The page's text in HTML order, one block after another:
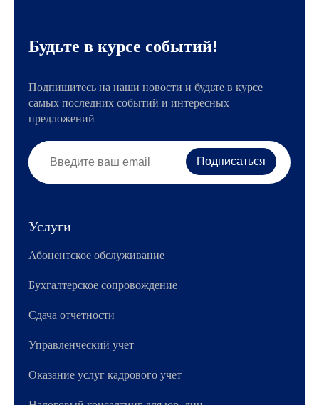
Будьте в курсе событий!
Подпишитесь на наши новости и будьте в курсе
самых последних событий и интересных
предложений
Услуги
Абонентское обслуживание
Бухгалтерское сопровождение
Сдача отчетности
Управленческий учет
Оказание услуг кадрового учет